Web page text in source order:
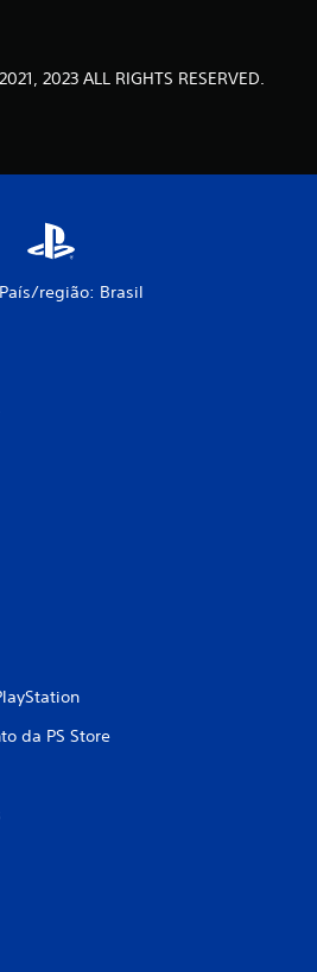
2023 ALL RIGHTS RESERVED.
País/região: Brasil
da PS Store